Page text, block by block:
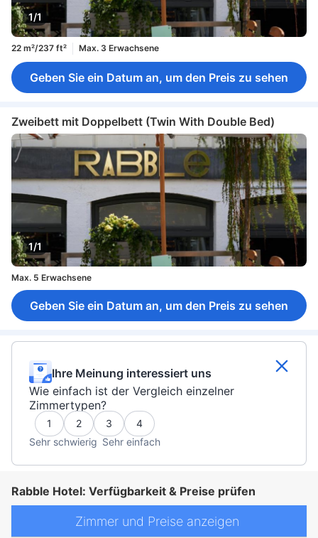
1/1
22 m²/237 ft² Max. 3 Erwachsene
Geben Sie ein Datum an, um den Preis zu sehen
Zweibett mit Doppelbett (Twin With Double Bed)
1/1
Max. 5 Erwachsene
Geben Sie ein Datum an, um den Preis zu sehen
Ihre Meinung interessiert uns
Wie einfach ist der Vergleich einzelner
Zimmertypen?
1 2 3
4
Sehr schwierig Sehr einfach
Rabble Hotel: Verfügbarkeit & Preise prüfen
Zimmer und Preise anzeigen